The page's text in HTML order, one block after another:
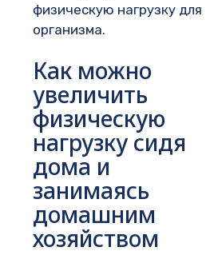
физическую нагрузку для
организма.
Как можно
увеличить
физическую
нагрузку сидя
дома и
занимаясь
домашним
хозяйством